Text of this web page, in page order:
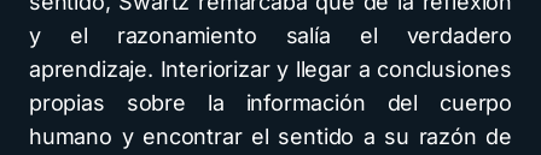
y el razonamiento salía el verdadero
aprendizaje. Interiorizar y llegar a conclusiones
propias sobre la información del cuerpo
humano y encontrar el sentido a su razón de